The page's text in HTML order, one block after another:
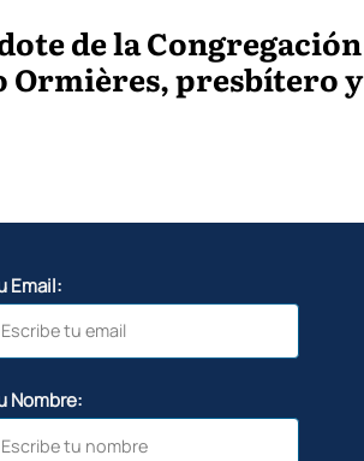
de la Congregación
Ormières, presbítero y
Email:
Nombre: